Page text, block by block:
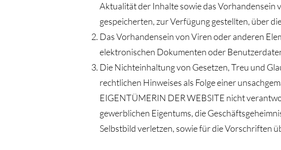
Aktualität der Inhalte sowie das
gespeicherten, zur Verfügung gestellten, über
Das Vorhandensein von Viren oder anderen
elektronischen Dokumenten oder
Die Nichteinhaltung von Gesetzen, Treu und
rechtlichen Hinweises als Folge einer
EIGENTÜMERIN DER WEBSITE nicht
gewerblichen Eigentums, die
Selbstbild verletzen, sowie für die Vorschriften